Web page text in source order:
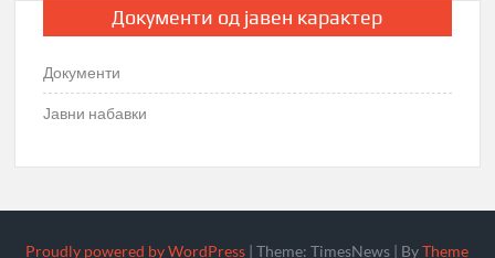
Документи од јавен карактер
Документи
Јавни набавки
Proudly powered by WordPress |Theme: TimesNews | ByTheme